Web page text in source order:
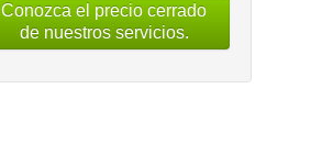
Conozca el precio cerrado
de nuestros servicios.